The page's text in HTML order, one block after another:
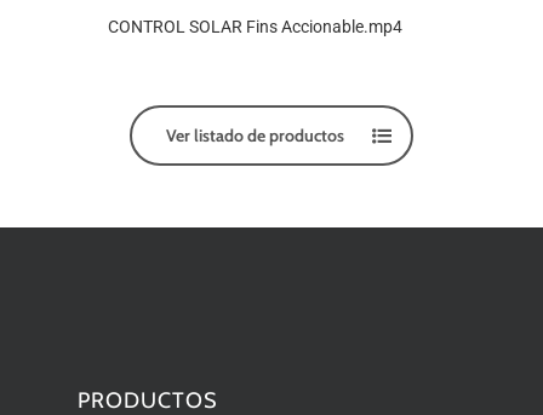
CONTROL SOLAR Fins Accionable.mp4
Ver listado de productos
PRODUCTOS